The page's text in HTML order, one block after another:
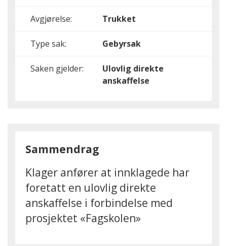
Avgjørelse: Trukket
Type sak: Gebyrsak
Saken gjelder:
Ulovlig direkte
anskaffelse
Sammendrag
Klager anfører at innklagede har
foretatt en ulovlig direkte
anskaffelse i forbindelse med
prosjektet «Fagskolen»